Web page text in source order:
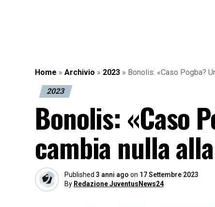
Home » Archivio » 2023 » Bonolis: «Caso Pogba?
2023
Bonolis: «Caso
cambia nulla
Published 3 anni ago on 17 Settembre 2023
By Redazione JuventusNews24